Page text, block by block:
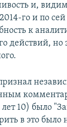
и,
го и по
к
действий,
10) было
в это было